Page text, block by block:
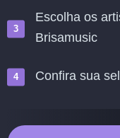
Escolha os
Brisamusic
Confira sua